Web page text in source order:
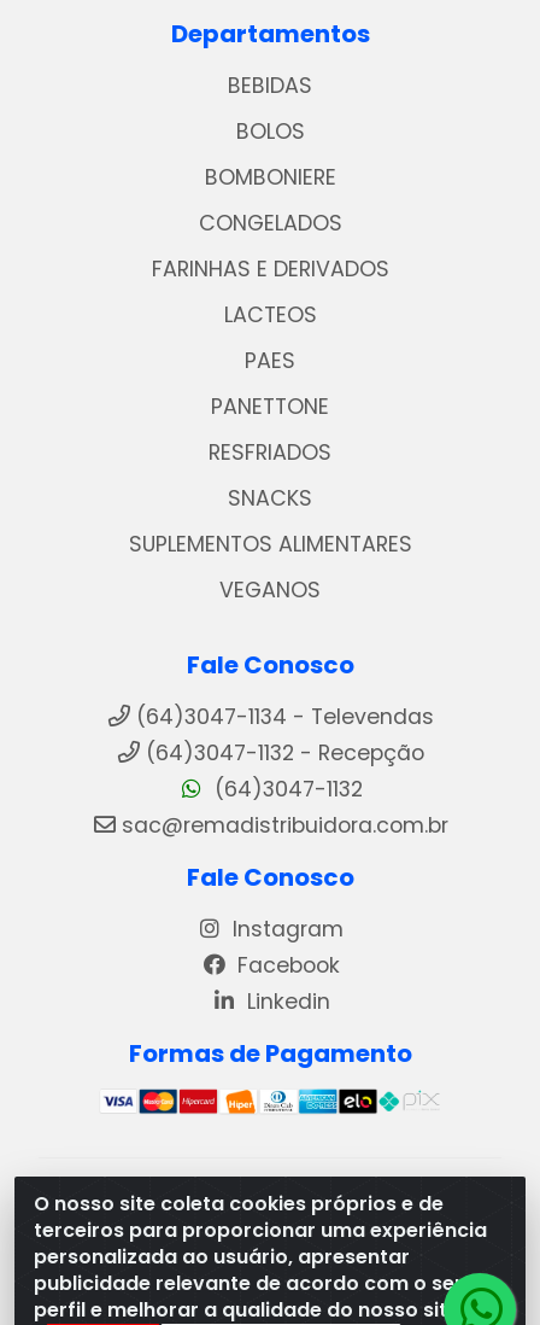
O nosso site coleta cookies próprios e de
terceiros para proporcionar uma experiência
personalizada ao usuário, apresentar
publicidade relevante de acordo com o seu
perfil e melhorar a qualidade do nosso site.
Departamentos
BEBIDAS
BOLOS
BOMBONIERE
CONGELADOS
FARINHAS E DERIVADOS
LACTEOS
PAES
PANETTONE
RESFRIADOS
SNACKS
SUPLEMENTOS ALIMENTARES
VEGANOS
Fale Conosco
(64)3047-1134 - Televendas
(64)3047-1132 - Recepção
(64)3047-1132
sac@remadistribuidora.com.br
Fale Conosco
Instagram
Facebook
Linkedin
Formas de Pagamento
REMA DISTRIBUIDORA E REPRESENTAÇÕES DE
PRODUTOS LACTEOS LTDA - VIA DPI 6 QD 4 LOTES
13 E 14, BAIRRO DPI - MORRINHOS/GO - CEP:75.653-
408 - CNPJ: 03.369.186/0001-49